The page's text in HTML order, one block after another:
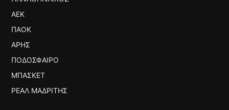
ΑΕΚ
ΠΑΟΚ
ΆΡΗΣ
ΠΟΔΌΣΦΑΙΡΟ
ΜΠΆΣΚΕΤ
ΡΕΆΛ ΜΑΔΡΊΤΗΣ